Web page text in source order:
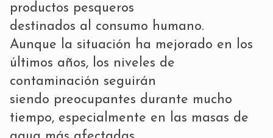
productos pesqueros
destinados al consumo humano.
Aunque la situación ha mejorado en los
últimos años, los niveles de
contaminación seguirán
siendo preocupantes durante mucho
tiempo, especialmente en las masas de